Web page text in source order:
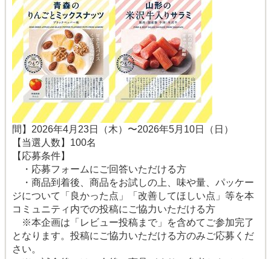
間】2026年4月23日（木）〜2026年5月10日（日）
【当選人数】100名
【応募条件】
・応募フォームにご回答いただける方
・商品到着後、商品をお試しの上、味や量、パッケー
ジについて「良かった点」「改善してほしい点」等を本
コミュニティ内での投稿にご協力いただける方
※本企画は「レビュー投稿まで」を含めてご参加完了
となります。投稿にご協力いただける方のみご応募くだ
さい。